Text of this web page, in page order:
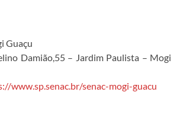
Guaçu
Damião,55 – Jardim Paulista – Mogi
www.sp.senac.br/senac-mogi-guacu